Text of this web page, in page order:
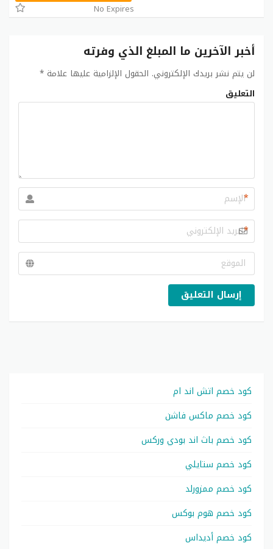
No Expires
أخبر الآخرين ما المبلغ الذي وفرته
لن يتم نشر بريدك الإلكتروني. الحقول الإلزامية عليها علامة *
التعليق
*
*
إرسال التعليق
كود خصم اتش اند ام
كود خصم ماكس فاشن
كود خصم باث اند بودي وركس
كود خصم ستايلي
كود خصم ممزورلد
كود خصم هوم بوكس
كود خصم أديداس